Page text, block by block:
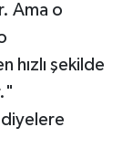
Ama o
hızlı şekilde